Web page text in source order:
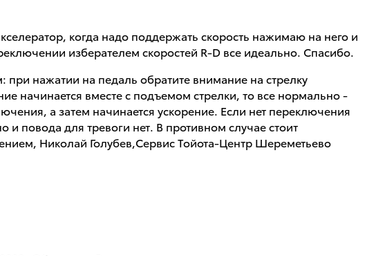
когда надо поддержать скорость нажимаю на него и
изберателем скоростей R-D все идеально. Спасибо.
нажатии на педаль обратите внимание на стрелку
начинается вместе с подъемом стрелки, то все нормально -
а затем начинается ускорение. Если нет переключения
и повода для тревоги нет. В противном случае стоит
Николай Голубев,Сервис Тойота-Центр Шереметьево